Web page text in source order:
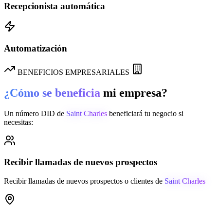
Recepcionista automática
Automatización
BENEFICIOS EMPRESARIALES
¿Cómo se beneficia mi empresa?
Un número DID de Saint Charles beneficiará tu negocio si
necesitas:
Recibir llamadas de nuevos prospectos
Recibir llamadas de nuevos prospectos o clientes de Saint Charles